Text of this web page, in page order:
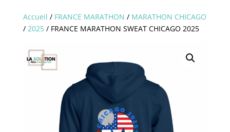
Accueil / FRANCE MARATHON / MARATHON CHICAGO
/ 2025/ FRANCE MARATHON SWEAT CHICAGO 2025